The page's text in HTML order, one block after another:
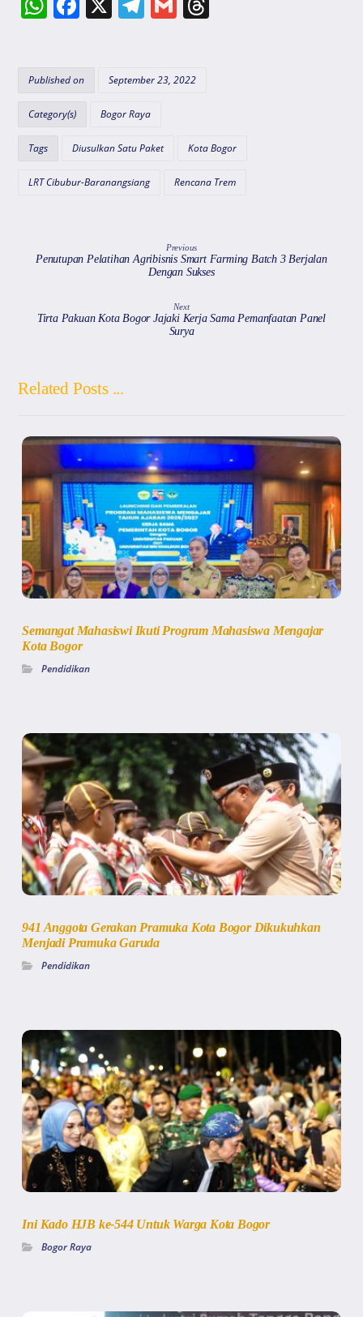
s
A
p
e
o
k
gr
a
m
l
s
Published on September 23, 2022
Category(s) Bogor Raya
Tags Diusulkan Satu Paket Kota Bogor
LRT Cibubur-Baranangsiang Rencana Trem
Previous
Penutupan Pelatihan Agribisnis Smart Farming Batch 3 Berjalan
Dengan Sukses
Next
Tirta Pakuan Kota Bogor Jajaki Kerja Sama Pemanfaatan Panel
Surya
Related Posts ...
Semangat Mahasiswi Ikuti Program Mahasiswa Mengajar
Kota Bogor
Pendidikan
941 Anggota Gerakan Pramuka Kota Bogor Dikukuhkan
Menjadi Pramuka Garuda
Pendidikan
Ini Kado HJB ke-544 Untuk Warga Kota Bogor
Bogor Raya